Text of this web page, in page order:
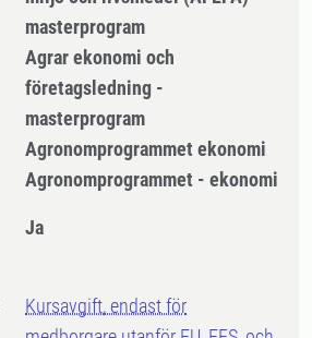
masterprogram
Agrar ekonomi och
företagsledning -
masterprogram
Agronomprogrammet ekonomi
Agronomprogrammet - ekonomi
Ja
Kursavgift, endast för